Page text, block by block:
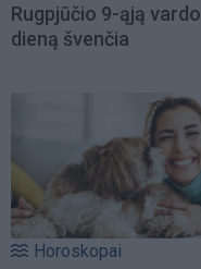
Rugpjūčio 9-ąją vardo
dieną švenčia
Horoskopai